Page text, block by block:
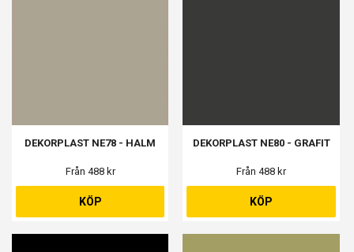
DEKORPLAST NE78 - HALM
Från 488 kr
KÖP
DEKORPLAST NE80 - GRAFIT
Från 488 kr
KÖP